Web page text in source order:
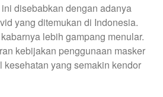
disebabkan dengan adanya
yang ditemukan di Indonesia.
lebih gampang menular.
kebijakan penggunaan masker
kesehatan yang semakin kendor